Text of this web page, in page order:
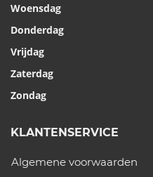
Woensdag
Donderdag
Vrijdag
Zaterdag
Zondag
KLANTENSERVICE
Algemene voorwaarden